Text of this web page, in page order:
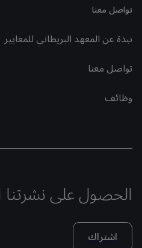
تواصل معنا
نبذة عن المعهد البريطاني للمعايير
تواصل معنا
وظائف
الحصول على نشرتنا
اشتراك